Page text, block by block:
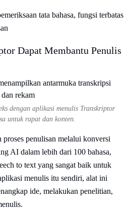
tata bahasa, fungsi terbatas
Dapat Membantu Penulis
dengan aplikasi menulis Transkriptor
untuk rapat dan konten.
penulisan melalui konversi
AI dalam lebih dari 100 bahasa,
to text yang sangat baik untuk
menulis itu sendiri, alat ini
ide, melakukan penelitian,